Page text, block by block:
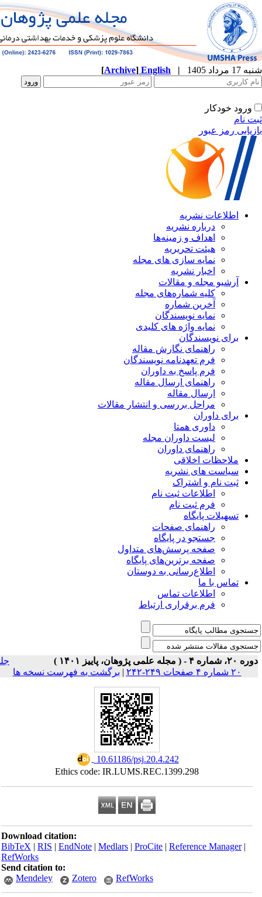
|
English
[ Archive]
های مجله
مجله
های کلیدی
نگارش مقاله
نویسندگان
به داوران
ارسال مقاله
و انتشار مقالات
مجله
متداول
پایگاه
به دوستان
ارتباط
جلد
| برگشت به فهرست نسخه ها
‎ 10.61186/psj.20.4.242
Ethics code:
BibTeX|RIS| EndNote |Medlars|ProCite|
Mendeley
Zotero